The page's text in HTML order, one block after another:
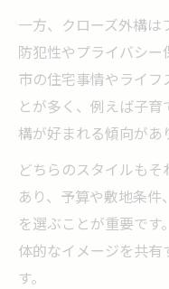
一方、クローズ外構は
防犯性やプライバシー
市の住宅事情やライ
とが多く、例えば子
構が好まれる傾向があ
どちらのスタイルも
あり、予算や敷地条
を選ぶことが重要で
体的なイメージを共
す。